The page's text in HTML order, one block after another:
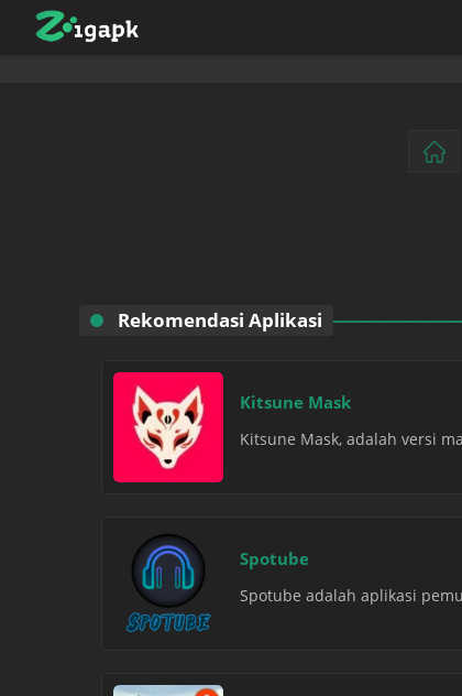
Rekomendasi Aplikasi
Kitsune Mask
Kitsune Mask, adalah versi
Spotube
Spotube adalah aplikasi